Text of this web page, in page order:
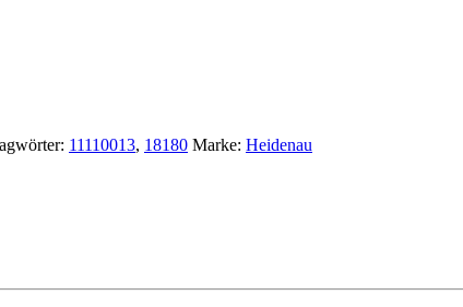
11110013, 18180 Marke: Heidenau